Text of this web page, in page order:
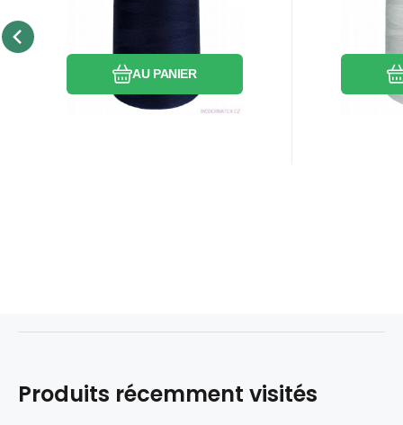
graphite 1125
AU PANIER
Produits récemment visités